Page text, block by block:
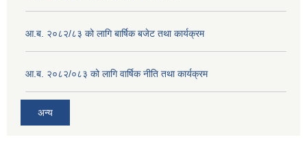
आ.ब. २०८२/८३ को लागि बार्षिक बजेट तथा कार्यक्रम
आ.ब. २०८२/०८३ को लागि वार्षिक नीति तथा कार्यक्रम
अन्य